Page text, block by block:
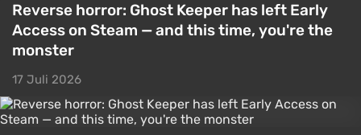
Reverse horror: Ghost Keeper has left Early
Access on Steam — and this time, you're the
monster
17 Juli 2026